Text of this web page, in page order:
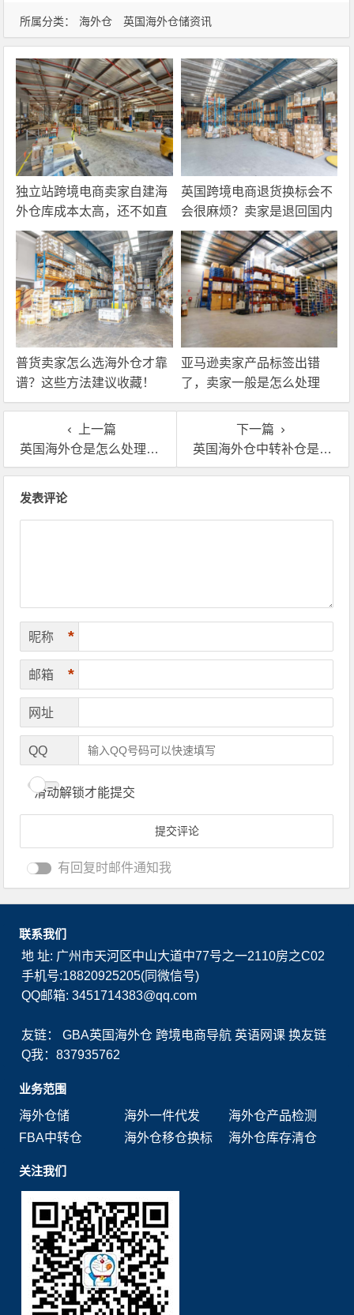
所属分类： 海外仓 英国海外仓储资讯
独立站跨境电商卖家自建海
外仓库成本太高，还不如直
接找第三方自营海外仓！
英国跨境电商退货换标会不
会很麻烦？卖家是退回国内
还是在海外直接处理？
普货卖家怎么选海外仓才靠
谱？这些方法建议收藏！
亚马逊卖家产品标签出错
了，卖家一般是怎么处理
的？
上一篇
英国海外仓是怎么处理退换货商品的？
下一篇
英国海外仓中转补仓是什么意思？怎么收费？
发表评论
昵称 *
邮箱 *
网址
QQ
滑动解锁才能提交
有回复时邮件通知我
联系我们
地 址: 广州市天河区中山大道中77号之一2110房之C02
手机号:18820925205(同微信号)
QQ邮箱: 3451714383@qq.com
友链：GBA英国海外仓 跨境电商导航 英语网课 换友链
Q我：837935762
业务范围
海外仓储
海外一件代发
海外仓产品检测
FBA中转仓
海外仓移仓换标 海外仓库存清仓
关注我们